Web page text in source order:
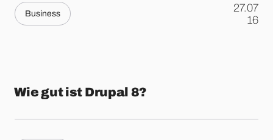
Business
27.07
.16
Wie gut ist Drupal 8?